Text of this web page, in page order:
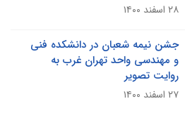
جشن نیمه شعبان در دانشکده فنی
و مهندسی واحد تهران غرب به
روایت تصویر